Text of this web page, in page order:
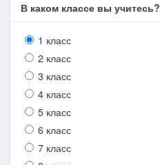
В каком классе вы учитесь?
1 класс
2 класс
3 класс
4 класс
5 класс
6 класс
7 класс